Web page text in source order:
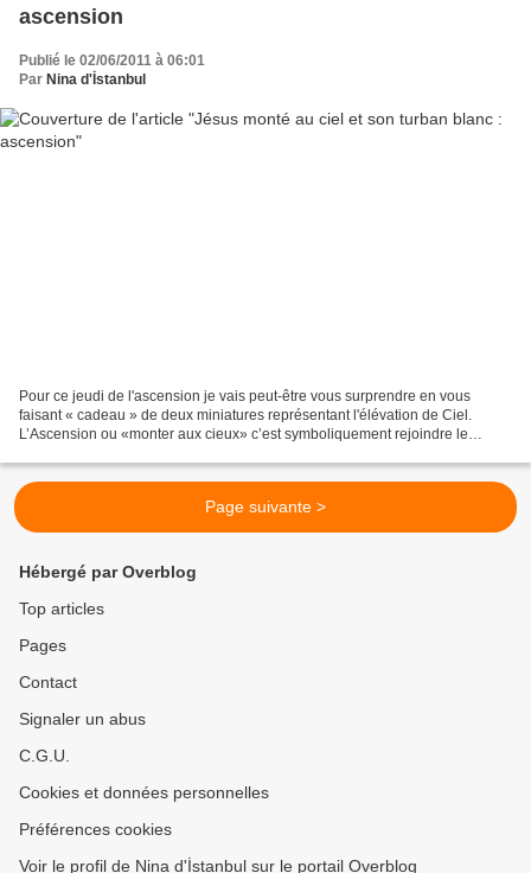
ascension
Publié le 02/06/2011 à 06:01
Par Nina d'İstanbul
Pour ce jeudi de l'ascension je vais peut-être vous surprendre en vous
faisant « cadeau » de deux miniatures représentant l'élévation de Ciel.
L’Ascension ou «monter aux cieux» c’est symboliquement rejoindre le
Page suivante >
Hébergé par Overblog
Top articles
Pages
Contact
Signaler un abus
C.G.U.
Cookies et données personnelles
Préférences cookies
Voir le profil de Nina d'İstanbul sur le portail Overblog